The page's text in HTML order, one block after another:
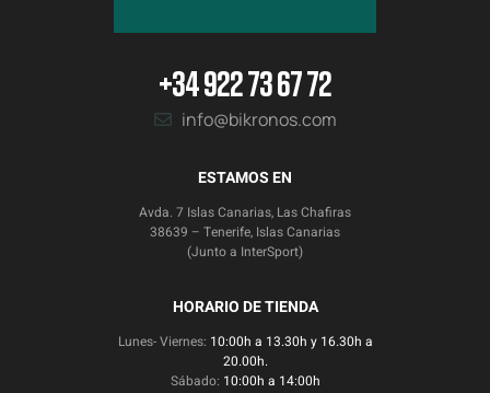
+34 922 73 67 72
info@bikronos.com
ESTAMOS EN
Avda. 7 Islas Canarias, Las Chafiras
38639 – Tenerife, Islas Canarias
(Junto a InterSport)
HORARIO DE TIENDA
Lunes- Viernes: 10:00h a 13.30h y 16.30h a
20.00h.
Sábado: 10:00h a 14:00h